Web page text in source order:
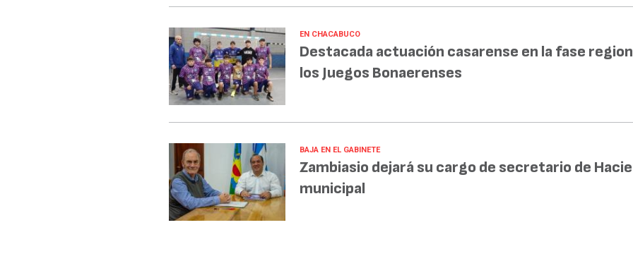
EN CHACABUCO
Destacada actuación casarense en la fase
los Juegos Bonaerenses
BAJA EN EL GABINETE
Zambiasio dejará su cargo de secretario de
municipal